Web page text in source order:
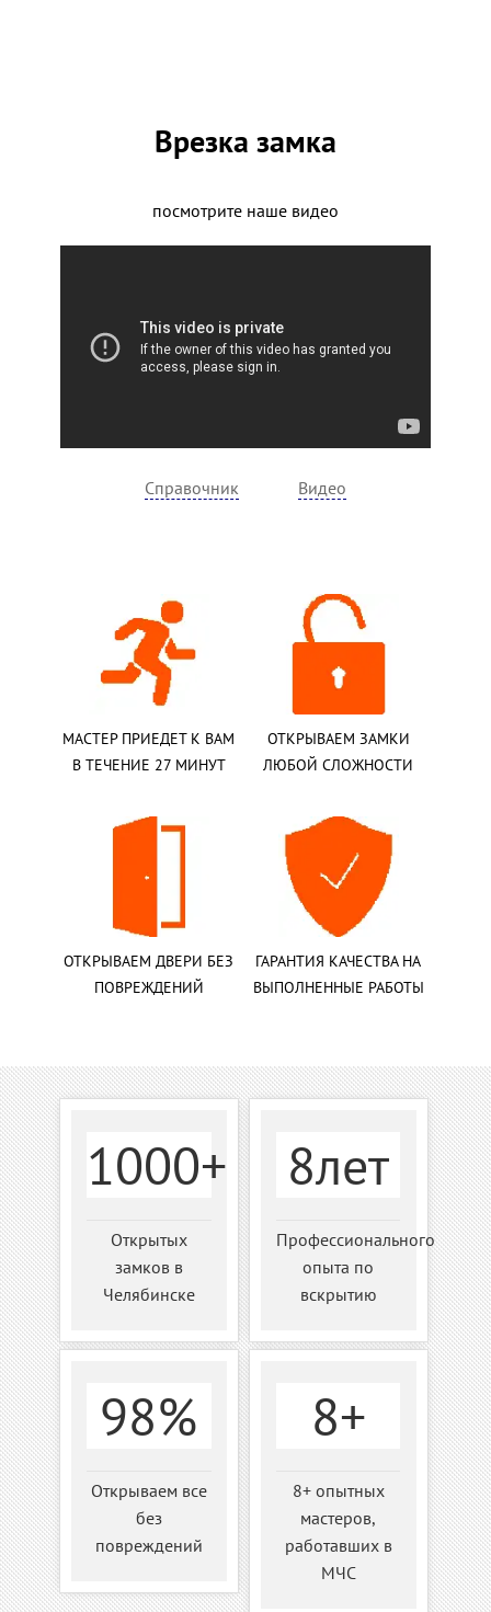
Врезка замка
посмотрите наше видео
Справочник Видео
МАСТЕР ПРИЕДЕТ К ВАМ
В ТЕЧЕНИЕ 27 МИНУТ
ОТКРЫВАЕМ ЗАМКИ
ЛЮБОЙ СЛОЖНОСТИ
ОТКРЫВАЕМ ДВЕРИ БЕЗ
ПОВРЕЖДЕНИЙ
ГАРАНТИЯ КАЧЕСТВА НА
ВЫПОЛНЕННЫЕ РАБОТЫ
1000+
Открытых
замков в
Челябинске
8лет
Профессионального
опыта по
вскрытию
98%
Открываем все
без
повреждений
8+
8+ опытных
мастеров,
работавших в
МЧС